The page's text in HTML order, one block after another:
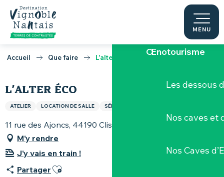
Aller
contenu
principal
MENU
La Sèvre
Œnotourisme
Les dessous
Nos caves et
Nos Caves
Accueil Que faire L'alter éco
L'ALTER ÉCO
ATELIER LOCATION DE SALLE SÉMINAIRE
11 rue des Ajoncs, 44190 Clisson
M'y rendre
J'y vais en train !
Partager Ajouter aux favoris